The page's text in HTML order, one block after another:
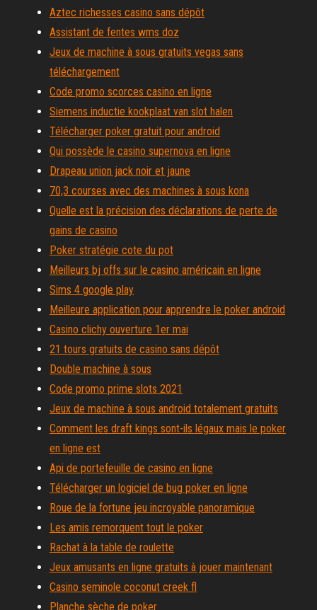
Aztec richesses casino sans dépôt
Assistant de fentes wms doz
Jeux de machine à sous gratuits vegas sans
téléchargement
Code promo scorces casino en ligne
Siemens inductie kookplaat van slot halen
Télécharger poker gratuit pour android
Qui possède le casino supernova en ligne
Drapeau union jack noir et jaune
70,3 courses avec des machines à sous kona
Quelle est la précision des déclarations de perte de
gains de casino
Poker stratégie cote du pot
Meilleurs bj offs sur le casino américain en ligne
Sims 4 google play
Meilleure application pour apprendre le poker android
Casino clichy ouverture 1er mai
21 tours gratuits de casino sans dépôt
Double machine à sous
Code promo prime slots 2021
Jeux de machine à sous android totalement gratuits
Comment les draft kings sont-ils légaux mais le poker
en ligne est
Api de portefeuille de casino en ligne
Télécharger un logiciel de bug poker en ligne
Roue de la fortune jeu incroyable panoramique
Les amis remorquent tout le poker
Rachat à la table de roulette
Jeux amusants en ligne gratuits à jouer maintenant
Casino seminole coconut creek fl
Planche sèche de poker